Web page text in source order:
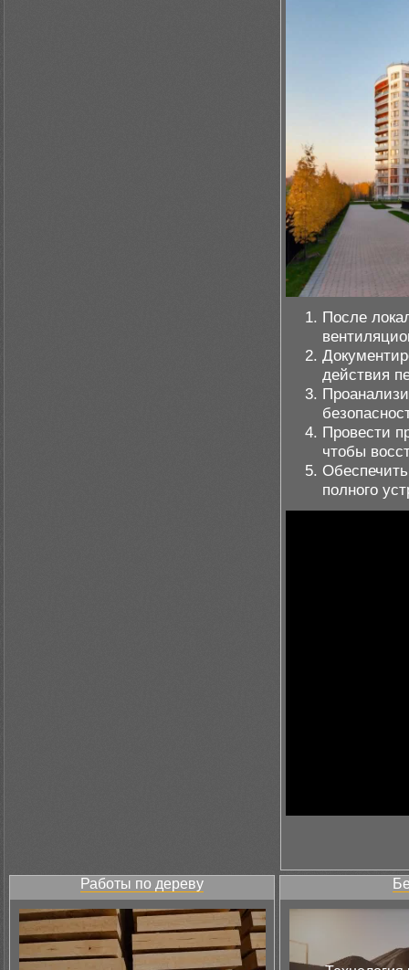
После
действия
Провести
чтобы
полного
Работы по дереву